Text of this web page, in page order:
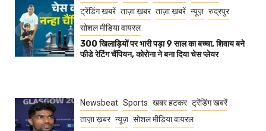
ट्रेंडिंग खबरें ताज़ा ख़बर ताज़ा ख़बरें न्यूज़ रुद्रपुर
सोशल मीडिया वायरल
300 खिलाड़ियों पर भारी पड़ा 9 साल का बच्चा, शिवाय बने
फीडे रेटिंग चैंपियन, कोरोना ने बना दिया चेस प्लेयर
Newsbeat Sports खबर हटकर ट्रेंडिंग खबरें
ताज़ा ख़बर न्यूज़ सोशल मीडिया वायरल